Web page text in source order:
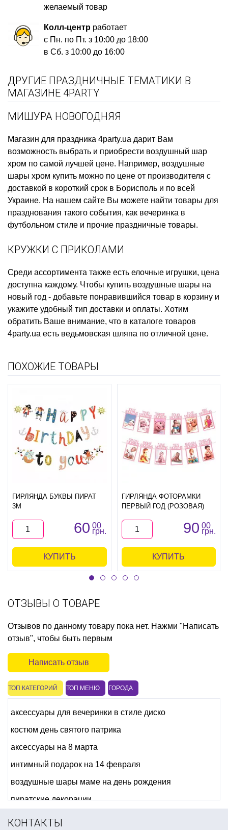
желаемый товар
Колл-центр работает
с Пн. по Пт. з 10:00 до 18:00
в Сб. з 10:00 до 16:00
ДРУГИЕ ПРАЗДНИЧНЫЕ ТЕМАТИКИ В
МАГАЗИНЕ 4PARTY
МИШУРА НОВОГОДНЯЯ
Магазин для праздника 4party.ua дарит Вам
возможность выбрать и приобрести воздушный шар
хром по самой лучшей цене. Например, воздушные
шары хром купить можно по цене от производителя с
доставкой в короткий срок в Борисполь и по всей
Украине. На нашем сайте Вы можете найти товары для
празднования такого события, как вечеринка в
футбольном стиле и прочие праздничные товары.
КРУЖКИ С ПРИКОЛАМИ
Среди ассортимента также есть елочные игрушки, цена
доступна каждому. Чтобы купить воздушные шары на
новый год - добавьте понравившийся товар в корзину и
укажите удобный тип доставки и оплаты. Хотим
обратить Ваше внимание, что в каталоге товаров
4party.ua есть ведьмовская шляпа по отличной цене.
ПОХОЖИЕ ТОВАРЫ
ГИРЛЯНДА БУКВЫ ПИРАТ
3М
60 00
грн.
КУПИТЬ
ГИРЛЯНДА ФОТОРАМКИ
ПЕРВЫЙ ГОД (РОЗОВАЯ)
90 00
грн.
КУПИТЬ
ОТЗЫВЫ О ТОВАРЕ
Отзывов по данному товару пока нет. Нажми "Написать
отзыв", чтобы быть первым
Написать отзыв
ТОП КАТЕГОРИЙ ТОП МЕНЮ ГОРОДА
аксессуары для вечеринки в стиле диско
костюм день святого патрика
аксессуары на 8 марта
интимный подарок на 14 февраля
воздушные шары маме на день рождения
пиратские декорации
КОНТАКТЫ